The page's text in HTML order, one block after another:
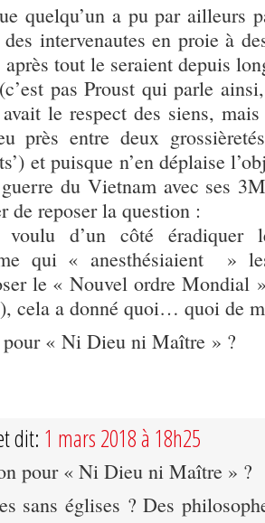
quelqu’un a pu par ailleurs
intervenautes en proie à
tout le seraient depuis
pas Proust qui parle
le respect des siens,
près entre deux
et puisque n’en déplaise
du Vietnam avec ses
de reposer la question :
voulu d’un côté éradiquer
qui « anesthésiaient »
le « Nouvel ordre Mondial
cela a donné quoi… quoi de
« Ni Dieu ni Maître » ?
dit: 1 mars 2018 à 18h25
pour « Ni Dieu ni Maître » ?
sans églises ? Des